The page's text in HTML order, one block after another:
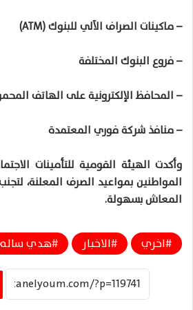
– ماكينات الصراف الآلي للبنوك (ATM)
– فروع البنوك المختلفة
– المحافظ الإلكترونية على الهاتف
– منافذ شركة فوري المعتمدة
وأكدت الهيئة القومية للتأمينات
المواطنين بمواعيد الصرف المعلنة،
المعاش بسهولة.
اخري الاخبار هدي